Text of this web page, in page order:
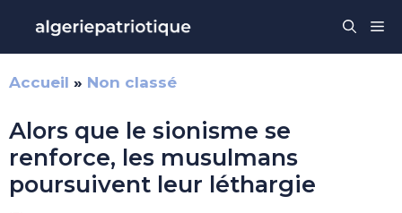
contenu
Accueil » Non classé
Alors que le sionisme se
renforce, les musulmans
poursuivent leur léthargie